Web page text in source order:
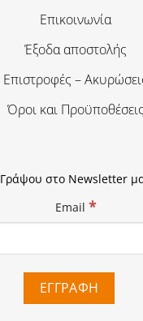
Επικοινωνία
Έξοδα αποστολής
Επιστροφές –
Όροι και Προϋποθέσεις
Γράψου στο Newsletter
Email *